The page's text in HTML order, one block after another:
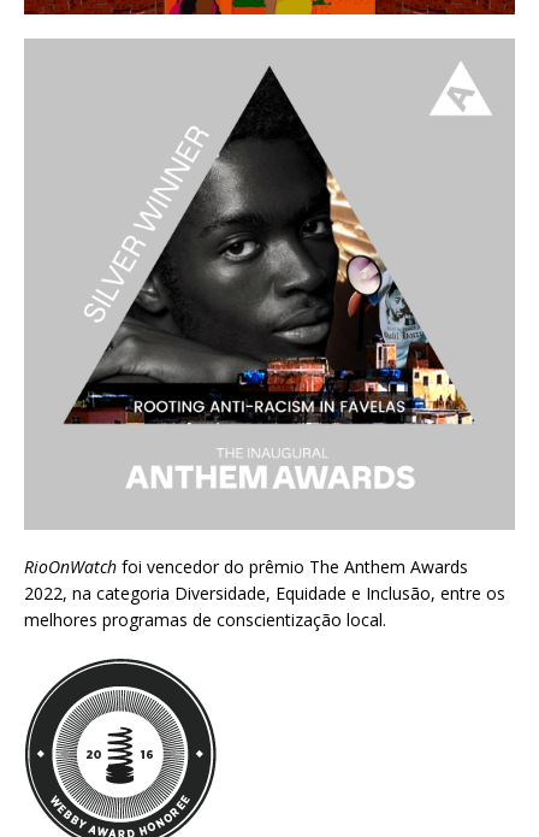
RioOnWatch foi vencedor do prêmio The Anthem Awards
2022, na categoria Diversidade, Equidade e Inclusão, entre os
melhores programas de conscientização local.